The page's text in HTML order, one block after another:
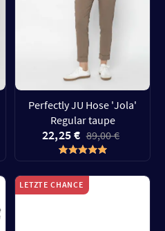
Perfectly JU Hose 'Jola'
Regular taupe
22,25 € 89,00 €
LETZTE CHANCE